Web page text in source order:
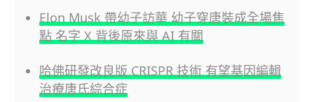
Elon Musk 帶幼子訪華 幼子穿唐裝成全場焦
點 名字 X 背後原來與 AI 有關
哈佛研發改良版 CRISPR 技術 有望基因編輯
治療唐氏綜合症